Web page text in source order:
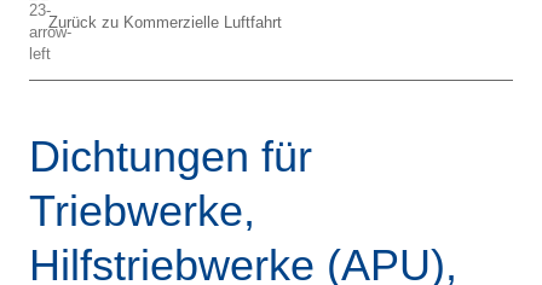
Zurück zu Kommerzielle Luftfahrt
Dichtungen für
Triebwerke,
Hilfstriebwerke (APU),